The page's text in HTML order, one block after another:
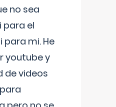
no sea
para el
para mi. He
youtube y
de videos